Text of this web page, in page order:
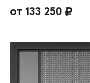
от 133 250